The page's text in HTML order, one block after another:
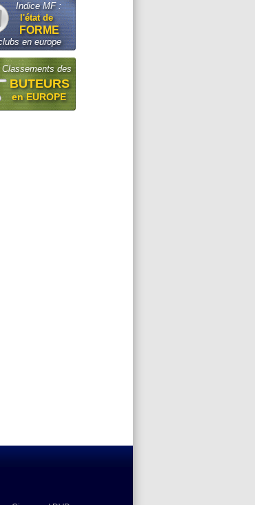
Indice MF :
l'état de
FORME
en europe
Classements des
BUTEURS
en EUROPE